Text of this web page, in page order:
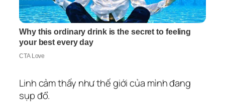
Linh cảm thấy như thế giới của mình đang
sụp đổ.